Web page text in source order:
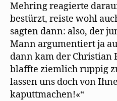
Mehring reagierte
bestürzt, reiste wohl
sagten dann: also, der
Mann argumentiert ja
dann kam der Christian
blaffte ziemlich ruppig
lassen uns doch von
kaputtmachen!«“